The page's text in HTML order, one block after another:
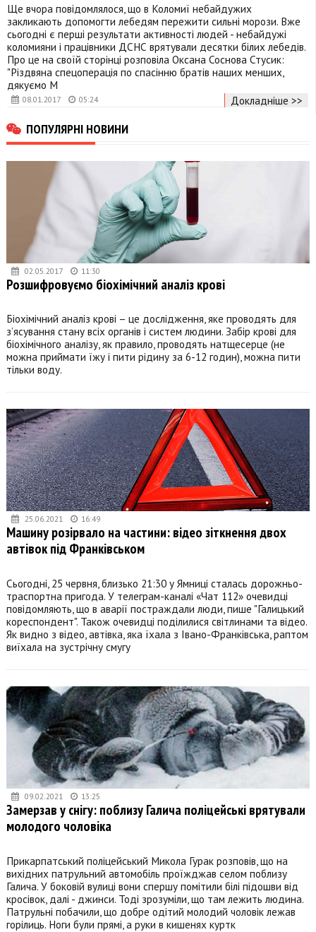
08.01.2017 05:24
Ще вчора повідомлялося, що в Коломиї небайдужих
закликають допомогти лебедям пережити сильні морози. Вже
сьогодні є перші результати активності людей - небайдужі
коломияни і працівники ДСНС врятували десятки білих лебедів.
Про це на своїй сторінці розповіла Оксана Соснова Стусик:
"Різдвяна спецоперація по спасінню братів наших менших,
дякуємо М
Докладніше >>
ПОПУЛЯРНІ НОВИНИ
02.05.2017 11:30
Розшифровуємо біохімічний аналіз крові
Біохімічний аналіз крові – це дослідження, яке проводять для
з’ясування стану всіх органів і систем людини. Забір крові для
біохімічного аналізу, як правило, проводять натщесерце (не
можна приймати їжу і пити рідину за 6-12 годин), можна пити
тільки воду.
25.06.2021 16:49
Машину розірвало на частини: відео зіткнення двох
автівок під Франківськом
Сьогодні, 25 червня, близько 21:30 у Ямниці сталась дорожньо-
траспортна пригода. У телеграм-каналі «Чат 112» очевидці
повідомляють, що в аварії постраждали люди, пише "Галицький
кореспондент". Також очевидці поділилися світлинами та відео.
Як видно з відео, автівка, яка їхала з Івано-Франківська, раптом
виїхала на зустрічну смугу
09.02.2021 13:25
Замерзав у снігу: поблизу Галича поліцейські врятували
молодого чоловіка
Прикарпатський поліцейський Микола Гурак розповів, що на
вихідних патрульний автомобіль проїжджав селом поблизу
Галича. У боковій вулиці вони спершу помітили білі підошви від
кросівок, далі - джинси. Тоді зрозуміли, що там лежить людина.
Патрульні побачили, що добре одітий молодий чоловік лежав
горілиць. Ноги були прямі, а руки в кишенях куртк